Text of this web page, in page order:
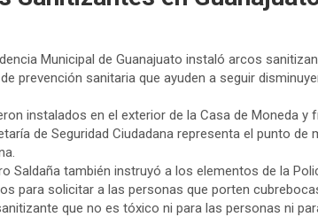
Municipal de Guanajuato instaló arcos
prevención sanitaria que ayuden a seguir
instalados en el exterior de la Casa de Moneda y
de Seguridad Ciudadana representa el punto
Saldaña también instruyó a los elementos de la
para solicitar a las personas que porten
que no es tóxico ni para las personas ni